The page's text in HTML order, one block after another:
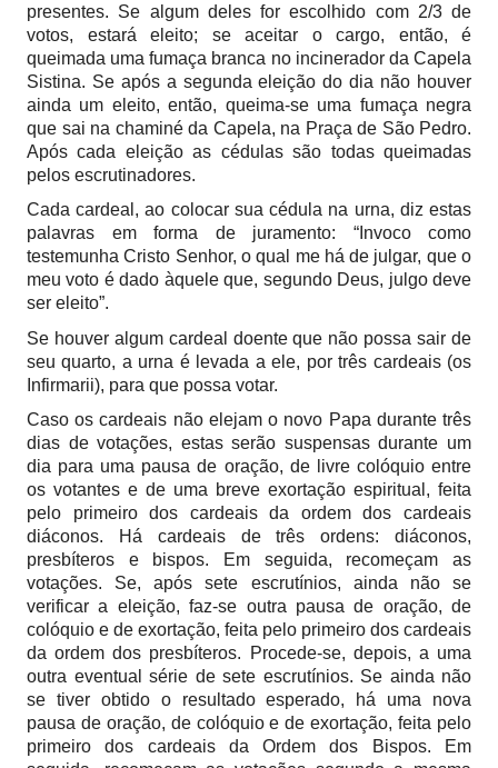
presentes. Se algum deles for escolhido com 2/3 de
votos, estará eleito; se aceitar o cargo, então, é
queimada uma fumaça branca no incinerador da Capela
Sistina. Se após a segunda eleição do dia não houver
ainda um eleito, então, queima-se uma fumaça negra
que sai na chaminé da Capela, na Praça de São Pedro.
Após cada eleição as cédulas são todas queimadas
pelos escrutinadores.
Cada cardeal, ao colocar sua cédula na urna, diz estas
palavras em forma de juramento: “Invoco como
testemunha Cristo Senhor, o qual me há de julgar, que o
meu voto é dado àquele que, segundo Deus, julgo deve
ser eleito”.
Se houver algum cardeal doente que não possa sair de
seu quarto, a urna é levada a ele, por três cardeais (os
Infirmarii), para que possa votar.
Caso os cardeais não elejam o novo Papa durante três
dias de votações, estas serão suspensas durante um
dia para uma pausa de oração, de livre colóquio entre
os votantes e de uma breve exortação espiritual, feita
pelo primeiro dos cardeais da ordem dos cardeais
diáconos. Há cardeais de três ordens: diáconos,
presbíteros e bispos. Em seguida, recomeçam as
votações. Se, após sete escrutínios, ainda não se
verificar a eleição, faz-se outra pausa de oração, de
colóquio e de exortação, feita pelo primeiro dos cardeais
da ordem dos presbíteros. Procede-se, depois, a uma
outra eventual série de sete escrutínios. Se ainda não
se tiver obtido o resultado esperado, há uma nova
pausa de oração, de colóquio e de exortação, feita pelo
primeiro dos cardeais da Ordem dos Bispos. Em